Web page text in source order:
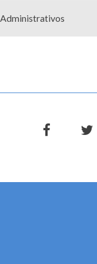
facebook